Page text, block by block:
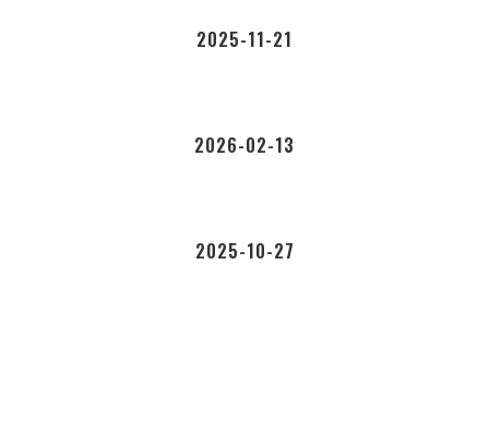
2025-11-21
2026-02-13
2025-10-27